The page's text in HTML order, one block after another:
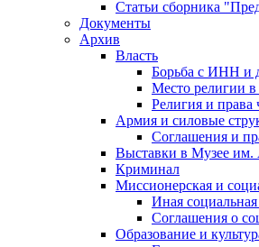
Статьи сборника
Документы
Архив
Власть
Борьба с ИНН и
Место религии
Религия и права
Армия и силовые
Соглашения и
Выставки в Музее им.
Криминал
Миссионерская и
Иная социальная
Соглашения о
Образование и